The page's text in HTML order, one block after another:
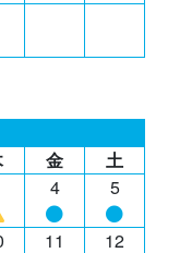
金
土
4 5
11 12